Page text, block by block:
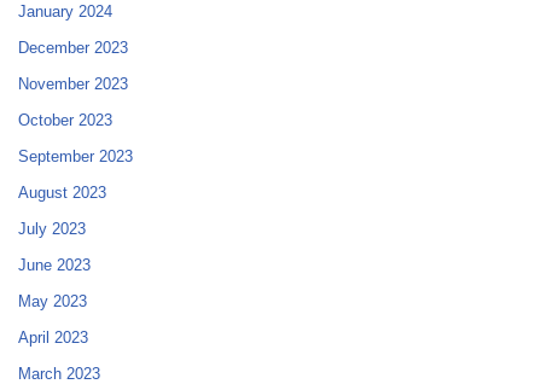
January 2024
December 2023
November 2023
October 2023
September 2023
August 2023
July 2023
June 2023
May 2023
April 2023
March 2023